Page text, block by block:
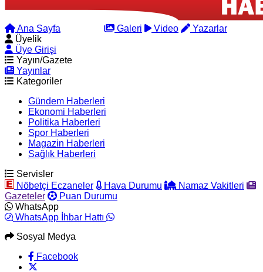
Ana Sayfa Galeri Video
Yazarlar
Üyelik
Üye Girişi
Yayın/Gazete
Yayınlar
Kategoriler
Gündem Haberleri
Ekonomi Haberleri
Politika Haberleri
Spor Haberleri
Magazin Haberleri
Sağlık Haberleri
Servisler
Nöbetçi Eczaneler
Hava Durumu
Namaz Vakitleri
Gazeteler
Puan Durumu
WhatsApp
WhatsApp İhbar Hattı
Sosyal Medya
Facebook